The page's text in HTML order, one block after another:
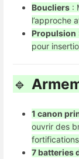
Boucliers :
l’approche
Propulsion
pour
🔹
1 canon
ouvrir des
7 batteries